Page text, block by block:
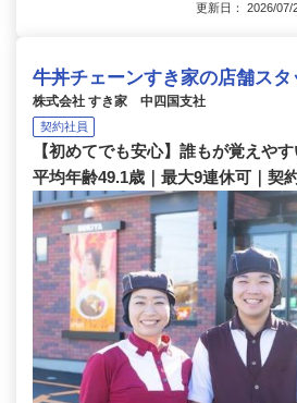
更新日： 2026/
牛丼チェーンすき家の店舗スタ
株式会社 すき家 中四国支社
契約社員
【初めてでも安心】誰もが覚えや
平均年齢49.1歳｜最大9連休可｜契